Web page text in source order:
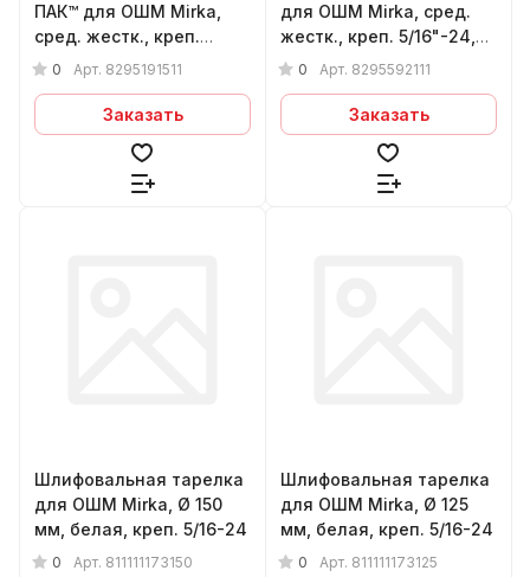
ПАК™ для ОШМ Mirka,
сред. жестк., креп.
5/16"-24, Ø125мм, без
0 Арт. 8295191511
Заказать
для ОШМ Mirka, сред.
жестк., креп. 5/16"-24,
Ø125мм, 44 отверстия
0 Арт. 8295592111
Заказать
Шлифовальная тарелка
для ОШМ Mirka, Ø 150
мм, белая, креп. 5/16-24
0 Арт. 811111173150
Шлифовальная тарелка
для ОШМ Mirka, Ø 125
мм, белая, креп. 5/16-24
0 Арт. 811111173125